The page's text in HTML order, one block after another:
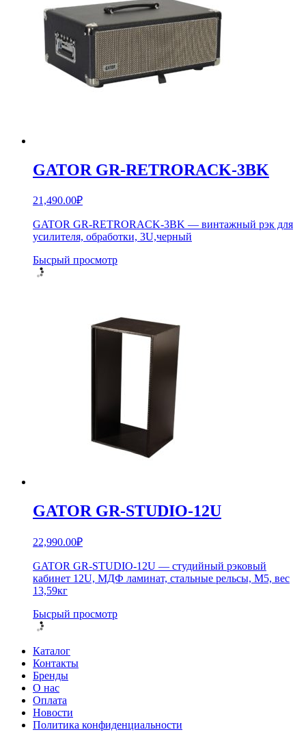
GATOR GR-RETRORACK-3BK
21,490.00₽
GATOR GR-RETRORACK-3BK — винтажный рэк для
усилителя, обработки, 3U,черный
Бысрый просмотр
GATOR GR-STUDIO-12U
22,990.00₽
GATOR GR-STUDIO-12U — студийный рэковый
кабинет 12U, МДФ ламинат, стальные рельсы, М5, вес
13,59кг
Бысрый просмотр
Каталог
Контакты
Бренды
О нас
Оплата
Новости
Политика конфиденциальности